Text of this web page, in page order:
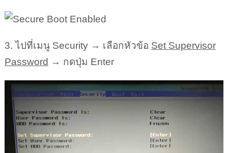
3. ไปที่เมนู Security → เลือกหัวข้อ Set Supervisor
Password → กดปุ่ม Enter